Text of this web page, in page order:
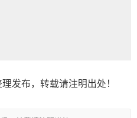
理发布，转载请注明出处！